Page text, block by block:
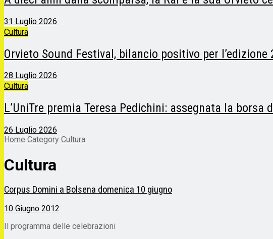
31 Luglio 2026
Cultura
Orvieto Sound Festival, bilancio positivo per l’edizione
28 Luglio 2026
Cultura
L’UniTre premia Teresa Pedichini: assegnata la
26 Luglio 2026
Home Category Cultura
Cultura
Corpus Domini a Bolsena domenica 10 giugno
10 Giugno 2012
Il programma delle celebrazioni